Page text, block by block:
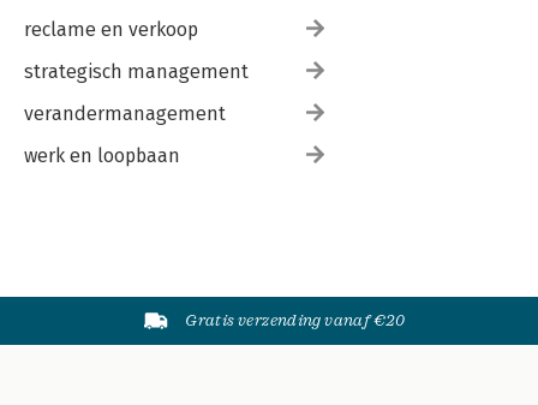
reclame en verkoop
strategisch management
verandermanagement
werk en loopbaan
Gratis verzending vanaf €20